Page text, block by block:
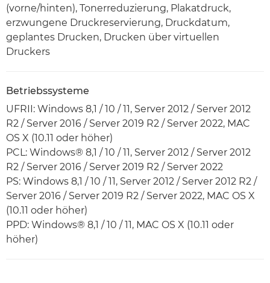
(vorne/hinten), Tonerreduzierung, Plakatdruck,
erzwungene Druckreservierung, Druckdatum,
geplantes Drucken, Drucken über virtuellen
Druckers
Betriebssysteme
UFRII: Windows 8,1 / 10 / 11, Server 2012 / Server 2012
R2 / Server 2016 / Server 2019 R2 / Server 2022, MAC
OS X (10.11 oder höher)
PCL: Windows® 8,1 / 10 / 11, Server 2012 / Server 2012
R2 / Server 2016 / Server 2019 R2 / Server 2022
PS: Windows 8,1 / 10 / 11, Server 2012 / Server 2012 R2 /
Server 2016 / Server 2019 R2 / Server 2022, MAC OS X
(10.11 oder höher)
PPD: Windows® 8,1 / 10 / 11, MAC OS X (10.11 oder
höher)